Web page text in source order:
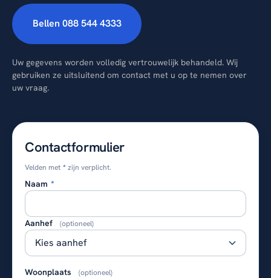
Bellen 088 544 4333
Uw gegevens worden volledig vertrouwelijk behandeld. Wij
gebruiken ze uitsluitend om contact met u op te nemen over
uw vraag.
Contactformulier
Velden met *zijn verplicht.
Naam *
Aanhef (optioneel)
Woonplaats (optioneel)